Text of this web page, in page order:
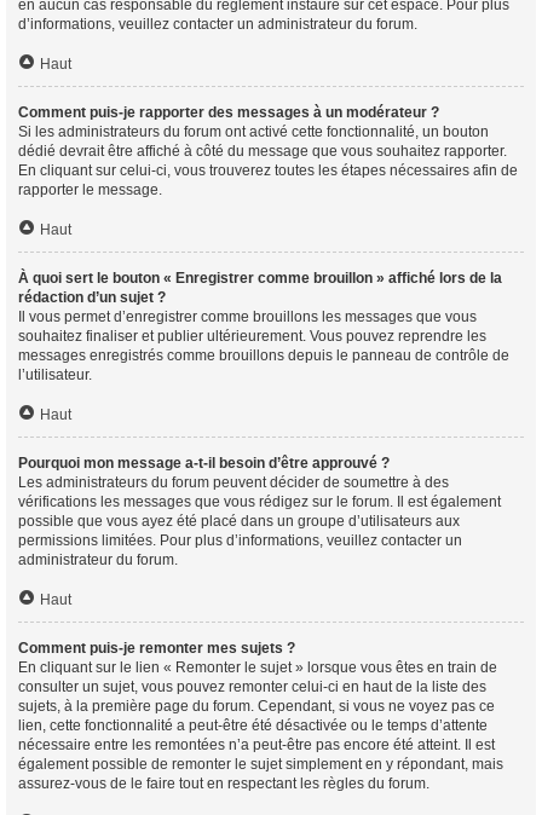
en aucun cas responsable du règlement instauré sur cet espace. Pour plus
d’informations, veuillez contacter un administrateur du forum.
Haut
Comment puis-je rapporter des messages à un modérateur ?
Si les administrateurs du forum ont activé cette fonctionnalité, un bouton
dédié devrait être affiché à côté du message que vous souhaitez rapporter.
En cliquant sur celui-ci, vous trouverez toutes les étapes nécessaires afin de
rapporter le message.
Haut
À quoi sert le bouton « Enregistrer comme brouillon » affiché lors de la
rédaction d’un sujet ?
Il vous permet d’enregistrer comme brouillons les messages que vous
souhaitez finaliser et publier ultérieurement. Vous pouvez reprendre les
messages enregistrés comme brouillons depuis le panneau de contrôle de
l’utilisateur.
Haut
Pourquoi mon message a-t-il besoin d’être approuvé ?
Les administrateurs du forum peuvent décider de soumettre à des
vérifications les messages que vous rédigez sur le forum. Il est également
possible que vous ayez été placé dans un groupe d’utilisateurs aux
permissions limitées. Pour plus d’informations, veuillez contacter un
administrateur du forum.
Haut
Comment puis-je remonter mes sujets ?
En cliquant sur le lien « Remonter le sujet » lorsque vous êtes en train de
consulter un sujet, vous pouvez remonter celui-ci en haut de la liste des
sujets, à la première page du forum. Cependant, si vous ne voyez pas ce
lien, cette fonctionnalité a peut-être été désactivée ou le temps d’attente
nécessaire entre les remontées n’a peut-être pas encore été atteint. Il est
également possible de remonter le sujet simplement en y répondant, mais
assurez-vous de le faire tout en respectant les règles du forum.